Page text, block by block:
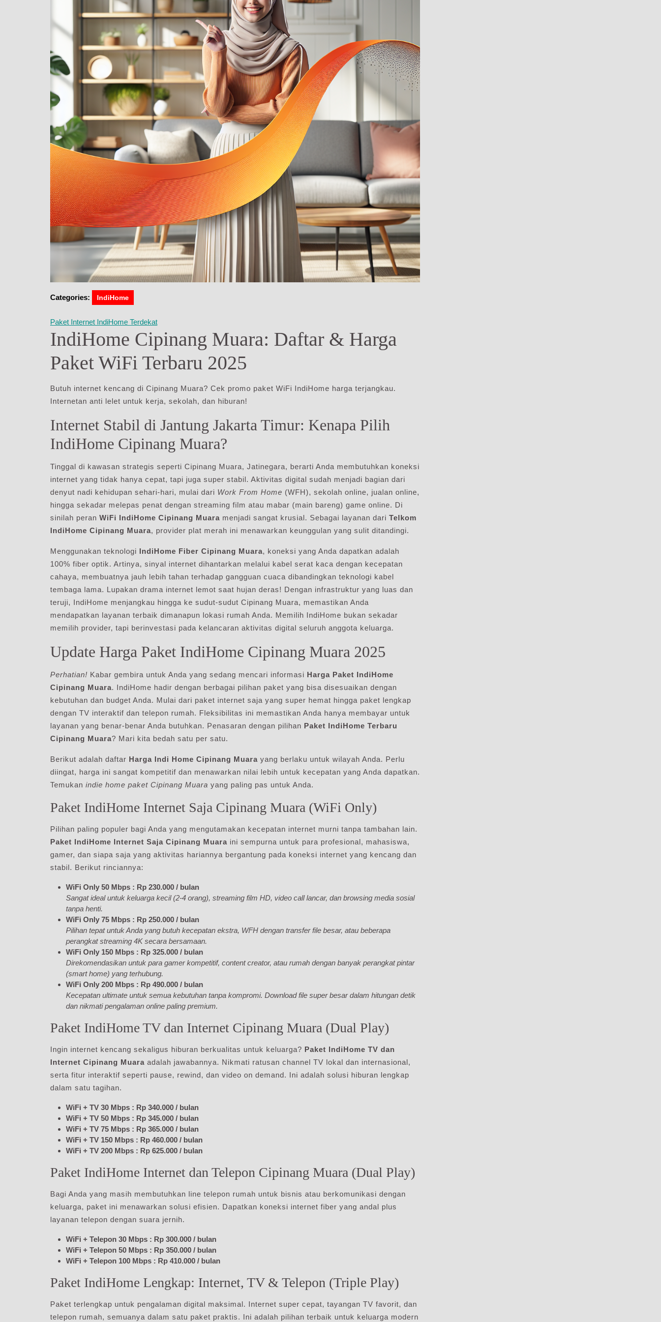
Categories: IndiHome
Paket Internet IndiHome Terdekat
IndiHome Cipinang Muara: Daftar & Harga
Paket WiFi Terbaru 2025
Butuh internet kencang di Cipinang Muara? Cek promo paket WiFi IndiHome harga terjangkau.
Internetan anti lelet untuk kerja, sekolah, dan hiburan!
Internet Stabil di Jantung Jakarta Timur: Kenapa Pilih
IndiHome Cipinang Muara?
Tinggal di kawasan strategis seperti Cipinang Muara, Jatinegara, berarti Anda membutuhkan koneksi
internet yang tidak hanya cepat, tapi juga super stabil. Aktivitas digital sudah menjadi bagian dari
denyut nadi kehidupan sehari-hari, mulai dari Work From Home (WFH), sekolah online, jualan online,
hingga sekadar melepas penat dengan streaming film atau mabar (main bareng) game online. Di
sinilah peran WiFi IndiHome Cipinang Muara menjadi sangat krusial. Sebagai layanan dari Telkom
IndiHome Cipinang Muara, provider plat merah ini menawarkan keunggulan yang sulit ditandingi.
Menggunakan teknologi IndiHome Fiber Cipinang Muara, koneksi yang Anda dapatkan adalah
100% fiber optik. Artinya, sinyal internet dihantarkan melalui kabel serat kaca dengan kecepatan
cahaya, membuatnya jauh lebih tahan terhadap gangguan cuaca dibandingkan teknologi kabel
tembaga lama. Lupakan drama internet lemot saat hujan deras! Dengan infrastruktur yang luas dan
teruji, IndiHome menjangkau hingga ke sudut-sudut Cipinang Muara, memastikan Anda
mendapatkan layanan terbaik dimanapun lokasi rumah Anda. Memilih IndiHome bukan sekadar
memilih provider, tapi berinvestasi pada kelancaran aktivitas digital seluruh anggota keluarga.
Update Harga Paket IndiHome Cipinang Muara 2025
Perhatian! Kabar gembira untuk Anda yang sedang mencari informasi Harga Paket IndiHome
Cipinang Muara. IndiHome hadir dengan berbagai pilihan paket yang bisa disesuaikan dengan
kebutuhan dan budget Anda. Mulai dari paket internet saja yang super hemat hingga paket lengkap
dengan TV interaktif dan telepon rumah. Fleksibilitas ini memastikan Anda hanya membayar untuk
layanan yang benar-benar Anda butuhkan. Penasaran dengan pilihan Paket IndiHome Terbaru
Cipinang Muara? Mari kita bedah satu per satu.
Berikut adalah daftar Harga Indi Home Cipinang Muara yang berlaku untuk wilayah Anda. Perlu
diingat, harga ini sangat kompetitif dan menawarkan nilai lebih untuk kecepatan yang Anda dapatkan.
Temukan indie home paket Cipinang Muara yang paling pas untuk Anda.
Paket IndiHome Internet Saja Cipinang Muara (WiFi Only)
Pilihan paling populer bagi Anda yang mengutamakan kecepatan internet murni tanpa tambahan lain.
Paket IndiHome Internet Saja Cipinang Muara ini sempurna untuk para profesional, mahasiswa,
gamer, dan siapa saja yang aktivitas hariannya bergantung pada koneksi internet yang kencang dan
stabil. Berikut rinciannya:
WiFi Only 50 Mbps : Rp 230.000 / bulan
Sangat ideal untuk keluarga kecil (2-4 orang), streaming film HD, video call lancar, dan browsing media sosial
tanpa henti.
WiFi Only 75 Mbps : Rp 250.000 / bulan
Pilihan tepat untuk Anda yang butuh kecepatan ekstra, WFH dengan transfer file besar, atau beberapa
perangkat streaming 4K secara bersamaan.
WiFi Only 150 Mbps : Rp 325.000 / bulan
Direkomendasikan untuk para gamer kompetitif, content creator, atau rumah dengan banyak perangkat pintar
(smart home) yang terhubung.
WiFi Only 200 Mbps : Rp 490.000 / bulan
Kecepatan ultimate untuk semua kebutuhan tanpa kompromi. Download file super besar dalam hitungan detik
dan nikmati pengalaman online paling premium.
Paket IndiHome TV dan Internet Cipinang Muara (Dual Play)
Ingin internet kencang sekaligus hiburan berkualitas untuk keluarga? Paket IndiHome TV dan
Internet Cipinang Muara adalah jawabannya. Nikmati ratusan channel TV lokal dan internasional,
serta fitur interaktif seperti pause, rewind, dan video on demand. Ini adalah solusi hiburan lengkap
dalam satu tagihan.
WiFi + TV 30 Mbps : Rp 340.000 / bulan
WiFi + TV 50 Mbps : Rp 345.000 / bulan
WiFi + TV 75 Mbps : Rp 365.000 / bulan
WiFi + TV 150 Mbps : Rp 460.000 / bulan
WiFi + TV 200 Mbps : Rp 625.000 / bulan
Paket IndiHome Internet dan Telepon Cipinang Muara (Dual Play)
Bagi Anda yang masih membutuhkan line telepon rumah untuk bisnis atau berkomunikasi dengan
keluarga, paket ini menawarkan solusi efisien. Dapatkan koneksi internet fiber yang andal plus
layanan telepon dengan suara jernih.
WiFi + Telepon 30 Mbps : Rp 300.000 / bulan
WiFi + Telepon 50 Mbps : Rp 350.000 / bulan
WiFi + Telepon 100 Mbps : Rp 410.000 / bulan
Paket IndiHome Lengkap: Internet, TV & Telepon (Triple Play)
Paket terlengkap untuk pengalaman digital maksimal. Internet super cepat, tayangan TV favorit, dan
telepon rumah, semuanya dalam satu paket praktis. Ini adalah pilihan terbaik untuk keluarga modern